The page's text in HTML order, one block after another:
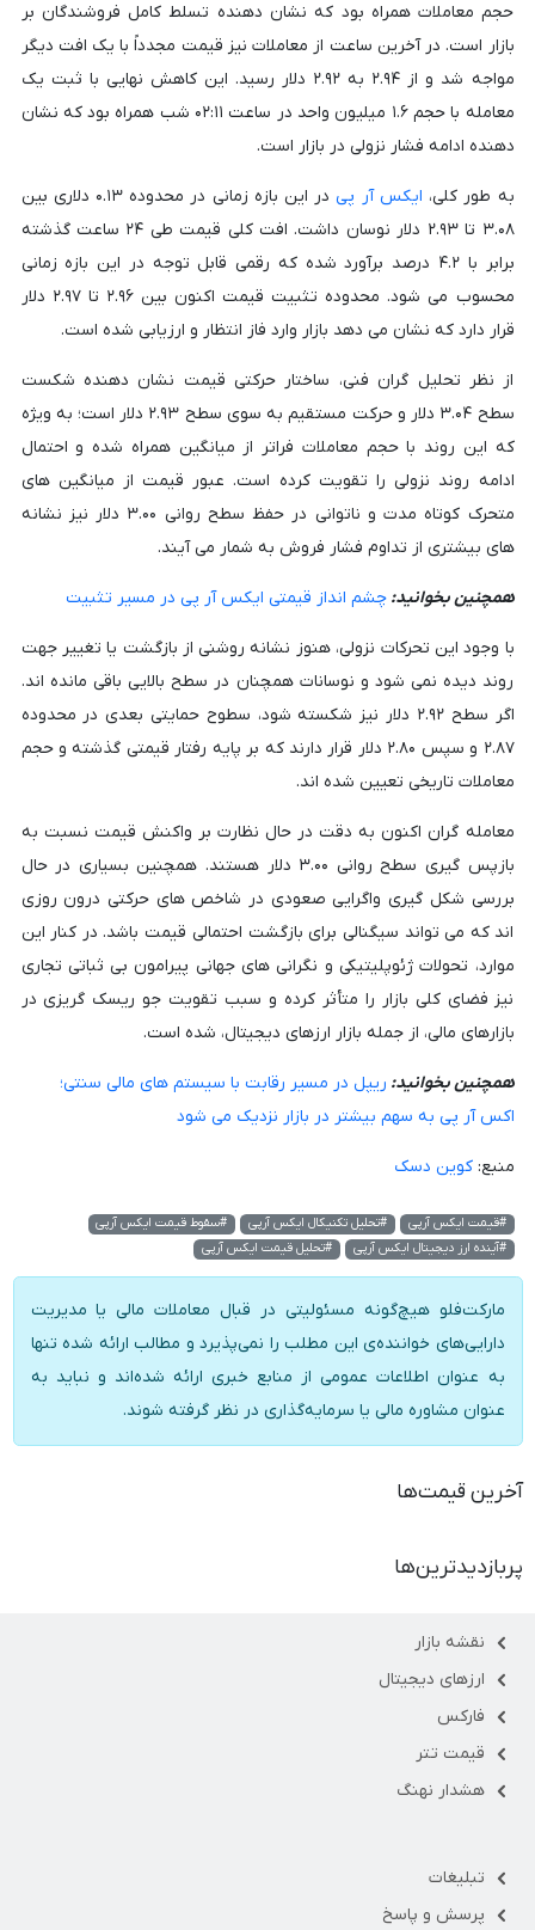
حجم معاملات همراه بود که نشان دهنده تسلط کامل فروشندگان بر
بازار است. در آخرین ساعت از معاملات نیز قیمت مجدداً با یک افت دیگر
مواجه شد و از ۲.۹۴ به ۲.۹۲ دلار رسید. این کاهش نهایی با ثبت یک
معامله با حجم ۱.۶ میلیون واحد در ساعت ۰۲:۱۱ شب همراه بود که نشان
دهنده ادامه فشار نزولی در بازار است.
به طور کلی، ایکس آر پی
در این بازه زمانی در محدوده ۰.۱۳ دلاری بین
۳.۰۸ تا ۲.۹۳ دلار نوسان داشت. افت کلی قیمت طی ۲۴ ساعت گذشته
برابر با ۴.۲ درصد برآورد شده که رقمی قابل توجه در این بازه زمانی
محسوب می شود. محدوده تثبیت قیمت اکنون بین ۲.۹۶ تا ۲.۹۷ دلار
قرار دارد که نشان می دهد بازار وارد فاز انتظار و ارزیابی شده است.
از نظر تحلیل گران فنی، ساختار حرکتی قیمت نشان دهنده شکست
سطح ۳.۰۴ دلار و حرکت مستقیم به سوی سطح ۲.۹۳ دلار است؛ به ویژه
که این روند با حجم معاملات فراتر از میانگین همراه شده و احتمال
ادامه روند نزولی را تقویت کرده است. عبور قیمت از میانگین های
متحرک کوتاه مدت و ناتوانی در حفظ سطح روانی ۳.۰۰ دلار نیز نشانه
های بیشتری از تداوم فشار فروش به شمار می آیند.
همچنین بخوانید:چشم انداز قیمتی ایکس آر پی در مسیر تثبیت
با وجود این تحرکات نزولی، هنوز نشانه روشنی از بازگشت یا تغییر جهت
روند دیده نمی شود و نوسانات همچنان در سطح بالایی باقی مانده اند.
اگر سطح ۲.۹۲ دلار نیز شکسته شود، سطوح حمایتی بعدی در محدوده
۲.۸۷ و سپس ۲.۸۰ دلار قرار دارند که بر پایه رفتار قیمتی گذشته و حجم
معاملات تاریخی تعیین شده اند.
معامله گران اکنون به دقت در حال نظارت بر واکنش قیمت نسبت به
بازپس گیری سطح روانی ۳.۰۰ دلار هستند. همچنین بسیاری در حال
بررسی شکل گیری واگرایی صعودی در شاخص های حرکتی درون روزی
اند که می تواند سیگنالی برای بازگشت احتمالی قیمت باشد. در کنار این
موارد، تحولات ژئوپلیتیکی و نگرانی های جهانی پیرامون بی ثباتی تجاری
نیز فضای کلی بازار را متأثر کرده و سبب تقویت جو ریسک گریزی در
بازارهای مالی، از جمله بازار ارزهای دیجیتال، شده است.
همچنین بخوانید: ریپل در مسیر رقابت با سیستم های مالی سنتی؛
اکس آر پی به سهم بیشتر در بازار نزدیک می شود
منبع:کوین دسک
#قیمت ایکس آرپی #تحلیل تکنیکال ایکس آرپی
#سقوط قیمت ایکس آرپی
#آینده ارز دیجیتال ایکس آرپی
#تحلیل قیمت ایکس آرپی
مارکت‌فلو هیچ‌گونه مسئولیتی در قبال معاملات مالی یا مدیریت
دارایی‌های خواننده‌ی این مطلب را نمی‌پذیرد و مطالب ارائه شده تنها
به عنوان اطلاعات عمومی از منابع خبری ارائه شده‌اند و نباید به
عنوان مشاوره مالی یا سرمایه‌گذاری در نظر گرفته شوند.
آخرین قیمت‌ها
پربازدیدترین‌ها
نقشه بازار
ارزهای دیجیتال
فارکس
قیمت تتر
هشدار نهنگ
تبلیغات
پرسش و پاسخ